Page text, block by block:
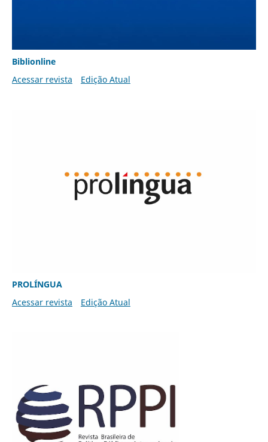
Biblionline
Acessar revista
Edição Atual
PROLÍNGUA
Acessar revista
Edição Atual